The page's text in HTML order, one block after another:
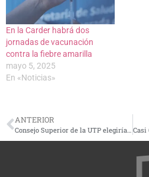
En la Carder habrá dos
jornadas de vacunación
contra la fiebre amarilla
mayo 5, 2025
En «Noticias»
ANTERIOR
Consejo Superior de la UTP elegiría mañana nuevo rector: ¿Gaviria o Molina?